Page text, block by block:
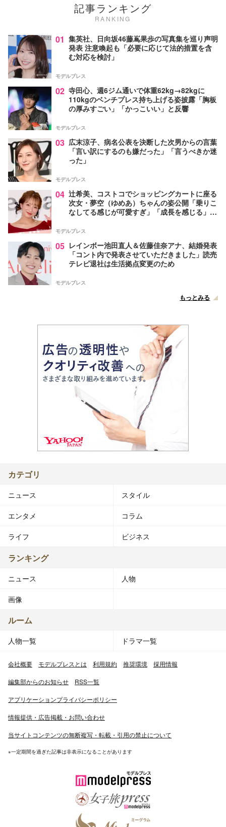
記事ランキング
RANKING
01 集英社、日向坂46藤嶌果歩の写真集を巡り声明
発表 注意喚起も「必要に応じて法的措置を含
む対応を検討」
モデルプレス
02 寺田心、週6ジム通いで体重62kg→82kgに
110kgのベンチプレス持ち上げる姿披露「胸板
の厚みすごい」「かっこいい」と反響
モデルプレス
03 広末涼子、病名公表を決断した次男からの言葉
「言い訳にするのも嫌だった」「言うべきか迷
った」
モデルプレス
04 辻希美、コストコでショッピングカートに座る
次女・夢空（ゆめあ）ちゃんの姿公開「乗りこ
なしてる感じが可愛すぎ」「成長を感じる」の
モデルプレス
05 レインボー池田直人＆佐藤佳奈アナ、結婚発表
「コント内で発表させていただきました」読売
テレビ退社は生活拠点変更のため
モデルプレス
もっとみる
カテゴリ
ニュース スタイル
エンタメ コラム
ライフ ビジネス
ランキング
ニュース 人物
画像
ルーム
人物一覧 ドラマ一覧
会社概要 モデルプレスとは 利用規約 推奨環境 採用情報
編集部からのお知らせ RSS一覧
アプリケーションプライバシーポリシー
情報提供・広告掲載・お問い合わせ
当サイトコンテンツの無断複写・転載・引用の禁止について
※一定期間を過ぎた記事は非表示になることがあります